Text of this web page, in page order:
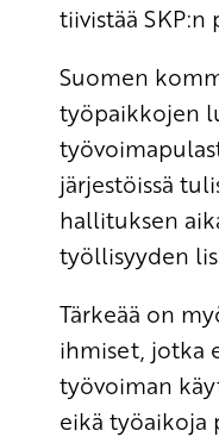
tiivistää
Suomen
työpaikkojen
järjestöissä
hallituksen
työllisyyden
Tärkeää on
ihmiset, jotka
työvoiman
eikä työaikoja